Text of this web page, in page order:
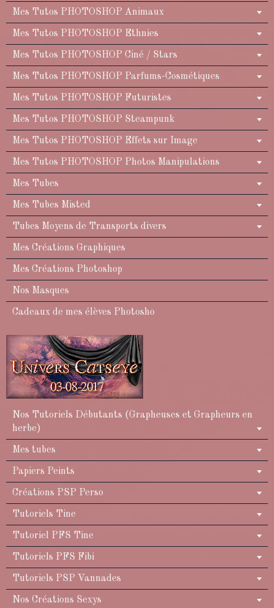
Mes Tutos PHOTOSHOP Animaux
Mes Tutos PHOTOSHOP Ethnies
Mes Tutos PHOTOSHOP Ciné / Stars
Mes Tutos PHOTOSHOP Parfums-Cosmétiques
Mes Tutos PHOTOSHOP Futuristes
Mes Tutos PHOTOSHOP Steampunk
Mes Tutos PHOTOSHOP Effets sur Image
Mes Tutos PHOTOSHOP Photos Manipulations
Mes Tubes
Mes Tubes Misted
Tubes Moyens de Transports divers
Mes Créations Graphiques
Mes Créations Photoshop
Nos Masques
Cadeaux de mes élèves Photosho
Nos Tutoriels Débutants (Grapheuses et Grapheurs en
herbe)
Mes tubes
Papiers Peints
Créations PSP Perso
Tutoriels Tine
Tutoriel PFS Tine
Tutoriels PFS Fibi
Tutoriels PSP Vannades
Nos Créations Sexys